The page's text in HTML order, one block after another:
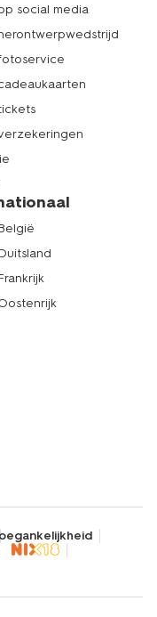
social media